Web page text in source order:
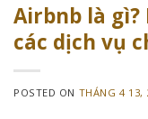
Airbnb là
các dịch vụ
POSTED ON THÁNG 4 13,